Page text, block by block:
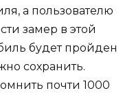
а пользователю
замер в этой
будет пройден
сохранить.
почти 1000